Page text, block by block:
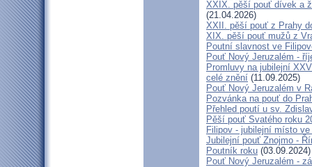
XXIX. pěší pouť dívek a
(21.04.2026)
XXII. pěší pouť z Prahy
XIX. pěší pouť mužů z
Poutní slavnost ve
Pouť Nový Jeruzalém -
Promluvy na jubilejní
celé znění (11.09.2025)
Pouť Nový Jeruzalém v
Pozvánka na pouť do
Přehled poutí u sv.
Pěší pouť Svatého roku
Filipov - jubilejní místo
Jubilejní pouť Znojmo -
Poutník roku (03.09.2024)
Pouť Nový Jeruzalém -